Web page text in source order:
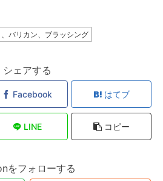
バリカン、ブラッシング
シェアする
Facebook はてブ
LINE コピー
をフォローする